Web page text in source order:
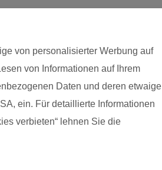
Kursart
von personalisierter Werbung auf
von Informationen auf Ihrem
Daten und deren etwaige
ein. Für detaillierte Informationen
verbieten“ lehnen Sie die